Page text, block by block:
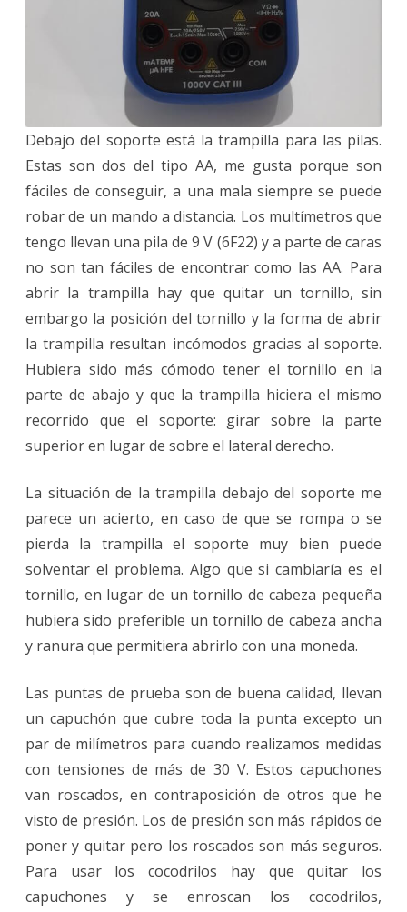
Debajo del soporte está la trampilla para las pilas.
Estas son dos del tipo AA, me gusta porque son
fáciles de conseguir, a una mala siempre se puede
robar de un mando a distancia. Los multímetros que
tengo llevan una pila de 9 V (6F22) y a parte de caras
no son tan fáciles de encontrar como las AA. Para
abrir la trampilla hay que quitar un tornillo, sin
embargo la posición del tornillo y la forma de abrir
la trampilla resultan incómodos gracias al soporte.
Hubiera sido más cómodo tener el tornillo en la
parte de abajo y que la trampilla hiciera el mismo
recorrido que el soporte: girar sobre la parte
superior en lugar de sobre el lateral derecho.
La situación de la trampilla debajo del soporte me
parece un acierto, en caso de que se rompa o se
pierda la trampilla el soporte muy bien puede
solventar el problema. Algo que si cambiaría es el
tornillo, en lugar de un tornillo de cabeza pequeña
hubiera sido preferible un tornillo de cabeza ancha
y ranura que permitiera abrirlo con una moneda.
Las puntas de prueba son de buena calidad, llevan
un capuchón que cubre toda la punta excepto un
par de milímetros para cuando realizamos medidas
con tensiones de más de 30 V. Estos capuchones
van roscados, en contraposición de otros que he
visto de presión. Los de presión son más rápidos de
poner y quitar pero los roscados son más seguros.
Para usar los cocodrilos hay que quitar los
capuchones y se enroscan los cocodrilos,